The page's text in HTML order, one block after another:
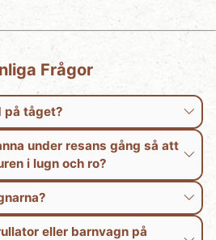
Frågor
på tåget?
under resans gång så att
i lugn och ro?
eller barnvagn på